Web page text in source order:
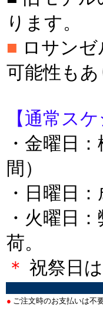
ります。
■ ロサン
可能性もあ
【通常ス
・金曜日
間）
・日曜日
・火曜日
荷。
＊ 祝祭日
● ご注文時のお支払いは不